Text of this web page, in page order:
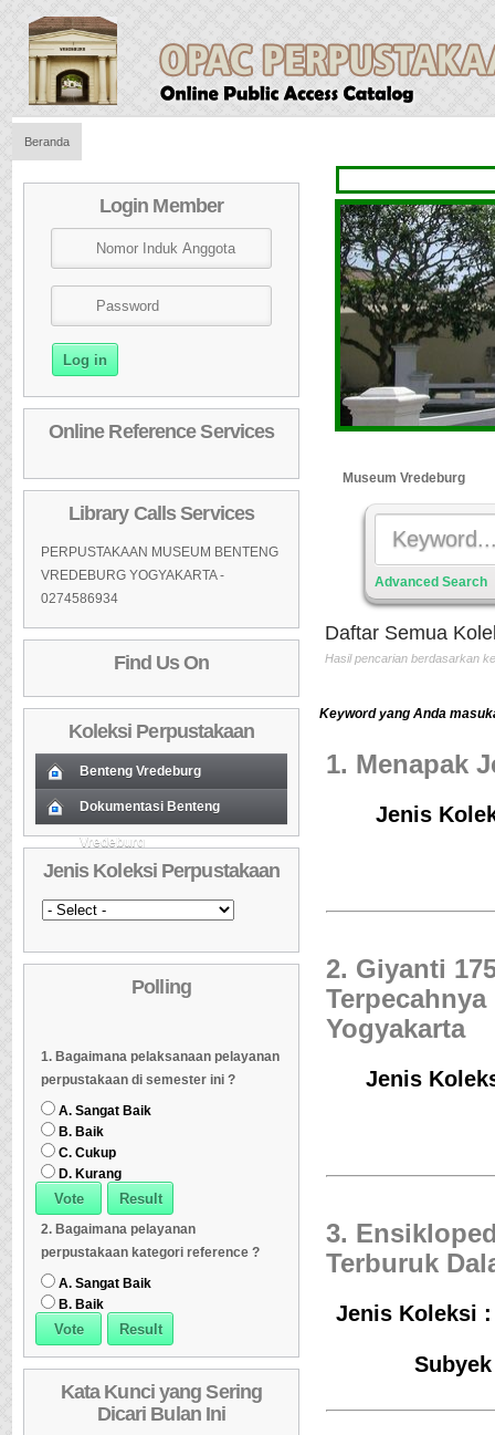
Beranda
Login Member
Online Reference Services
Library Calls Services
PERPUSTAKAAN MUSEUM BENTENG
VREDEBURG YOGYAKARTA -
0274586934
Find Us On
Koleksi Perpustakaan
Benteng Vredeburg
01 Koleksi Baru (Cover)
Daftar Koleksi Baru (Tgl.Input)
03 Daftar Koleksi (Pengarang)
04 Daftar Koleksi (Judul)
05 Daftar Koleksi (Subyek)
Daftar Koleksi Banyak
08 Daftar Koleksi (Peruntukan)
Dokumentasi Benteng
Vredeburg
Koleksi Baru (Cover)
02 Daftar Koleksi Baru (Tgl.Input)
03 Daftar Koleksi (Pengarang)
04 Daftar Koleksi (Judul)
Daftar Koleksi (Subyek)
Dipinjam
07 Daftar Koleksi (Klasifikasi/ddc)
Jenis Koleksi Perpustakaan
Polling
1. Bagaimana pelaksanaan pelayanan
perpustakaan di semester ini ?
A. Sangat Baik
B. Baik
C. Cukup
D. Kurang
2. Bagaimana pelayanan
perpustakaan kategori reference ?
A. Sangat Baik
B. Baik
Kata Kunci yang Sering
Dicari Bulan Ini
Museum Vredeburg
Advanced Search
Daftar Semua
Hasil pencarian berdasarkan
Keyword yang Anda
1. Menapak
Jenis
2. Giyanti
Yogyakarta
Jenis
3.
Terburuk
Jenis Koleksi